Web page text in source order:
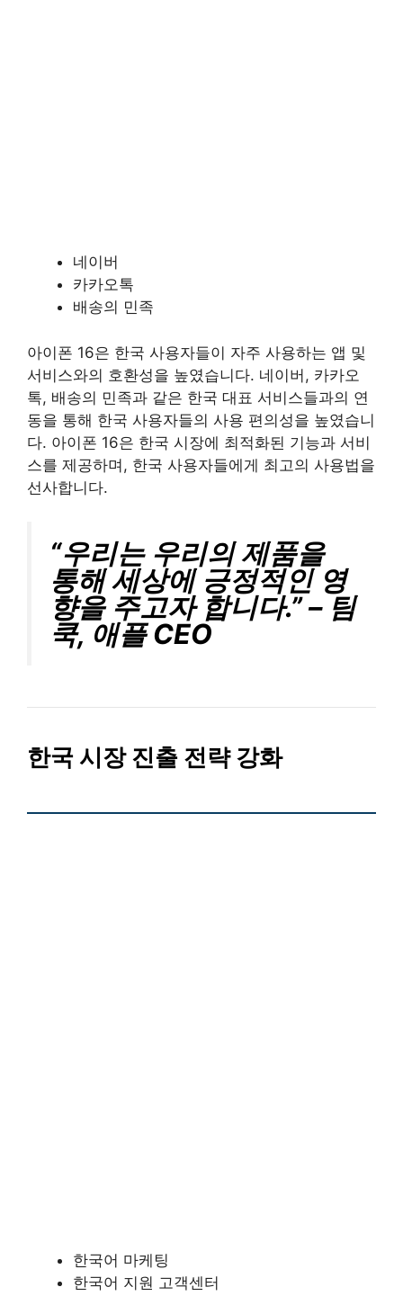
네이버
카카오톡
배송의 민족
아이폰 16은 한국 사용자들이 자주 사용하는 앱 및
서비스와의 호환성을 높였습니다. 네이버, 카카오
톡, 배송의 민족과 같은 한국 대표 서비스들과의 연
동을 통해 한국 사용자들의 사용 편의성을 높였습니
다. 아이폰 16은 한국 시장에 최적화된 기능과 서비
스를 제공하며, 한국 사용자들에게 최고의 사용법을
선사합니다.
“우리는 우리의 제품을
통해 세상에 긍정적인 영
향을 주고자 합니다.” – 팀
쿡, 애플 CEO
한국 시장 진출 전략 강화
한국어 마케팅
한국어 지원 고객센터